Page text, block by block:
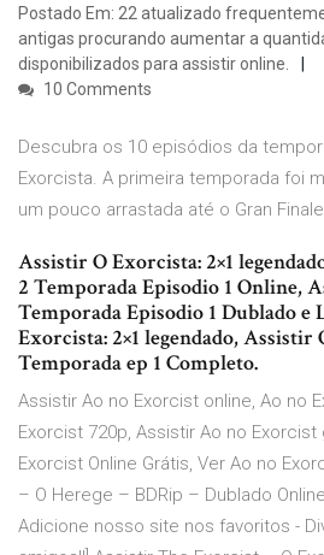
Postado Em: 22 atualizado
antigas procurando aumentar a
disponibilizados para assistir online.
10 Comments
Descubra os 10 episódios da
Exorcista. A primeira temporada foi
um pouco arrastada até o Gran
Assistir O Exorcista: 2×1
2 Temporada Episodio 1 Online,
Temporada Episodio 1 Dublado e
Exorcista: 2×1 legendado, Assistir
Temporada ep 1 Completo.
Assistir Ao no Exorcist online, Ao no
Exorcist 720p, Assistir Ao no
Exorcist Online Grátis, Ver Ao no
– O Herege – BDRip – Dublado
Adicione nosso site nos favoritos -